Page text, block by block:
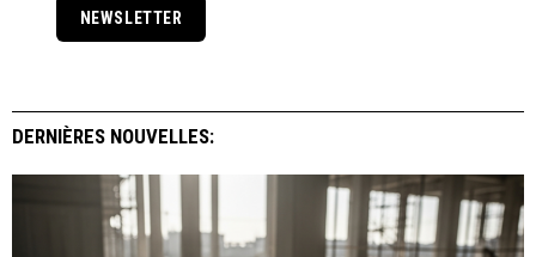
NEWSLETTER
DERNIÈRES NOUVELLES: